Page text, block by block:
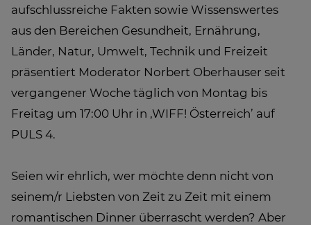
aufschlussreiche Fakten sowie Wissenswertes
aus den Bereichen Gesundheit, Ernährung,
Länder, Natur, Umwelt, Technik und Freizeit
präsentiert Moderator Norbert Oberhauser seit
vergangener Woche täglich von Montag bis
Freitag um 17:00 Uhr in ‚WIFF! Österreich’ auf
PULS 4.
Seien wir ehrlich, wer möchte denn nicht von
seinem/r Liebsten von Zeit zu Zeit mit einem
romantischen Dinner überrascht werden? Aber